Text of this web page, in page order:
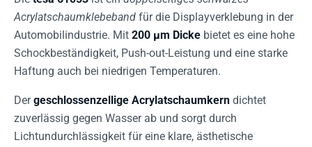
Acrylatschaumklebeband für die Displayverklebung in der
Automobilindustrie. Mit 200 µm Dicke bietet es eine hohe
Schockbeständigkeit, Push-out-Leistung und eine starke
Haftung auch bei niedrigen Temperaturen.
Dergeschlossenzellige Acrylatschaumkern dichtet
zuverlässig gegen Wasser ab und sorgt durch
Lichtundurchlässigkeit für eine klare, ästhetische